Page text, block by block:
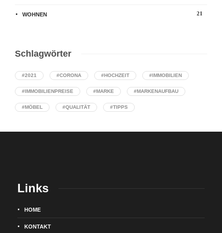
WOHNEN 21
Schlagwörter
#2021 #CORONA #HOCHZEIT #IMMOBILIEN
#IMMOBILIENPREISE #MARKE #MARKENAUFBAU
#MÖBEL #QUALITÄT #TIPPS
Links
HOME
KONTAKT